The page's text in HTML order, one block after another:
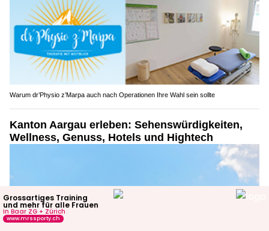
Warum dr’Physio z’Marpa auch nach Operationen Ihre Wahl sein sollte
Kanton Aargau erleben: Sehenswürdigkeiten,
Wellness, Genuss, Hotels und Hightech